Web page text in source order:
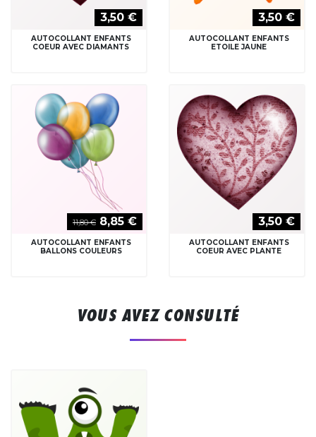
3,50 €
AUTOCOLLANT ENFANTS
COEUR AVEC DIAMANTS
3,50 €
AUTOCOLLANT ENFANTS
ETOILE JAUNE
11,80 € 8,85 €
AUTOCOLLANT ENFANTS
BALLONS COULEURS
3,50 €
AUTOCOLLANT ENFANTS
COEUR AVEC PLANTE
VOUS AVEZ CONSULTÉ